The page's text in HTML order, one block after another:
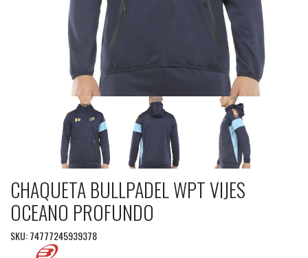
CHAQUETA BULLPADEL WPT VIJES
OCEANO PROFUNDO
SKU: 74777245939378